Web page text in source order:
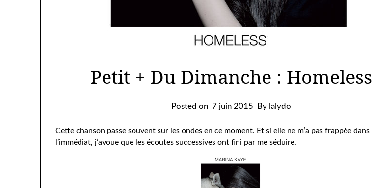
Petit + Du Dimanche : Homeless
Posted on 7 juin 2015 By lalydo
Cette chanson passe souvent sur les ondes en ce moment. Et si elle ne m’a pas frappée dans
l’immédiat, j’avoue que les écoutes successives ont fini par me séduire.